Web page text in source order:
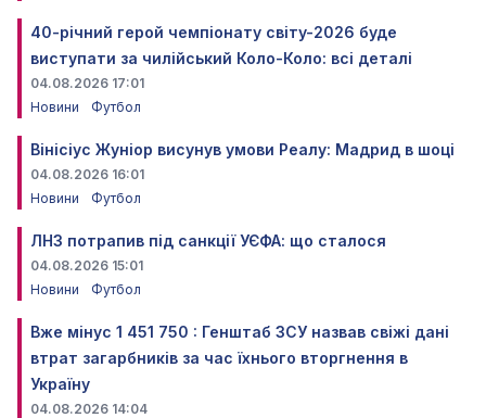
40-річний герой чемпіонату світу-2026 буде
виступати за чилійський Коло-Коло: всі деталі
04.08.2026 17:01
Новини
Футбол
Вінісіус Жуніор висунув умови Реалу: Мадрид в шоці
04.08.2026 16:01
Новини
Футбол
ЛНЗ потрапив під санкції УЄФА: що сталося
04.08.2026 15:01
Новини
Футбол
Вже мінус 1 451 750 : Генштаб ЗСУ назвав свіжі дані
втрат загарбників за час їхнього вторгнення в
Україну
04.08.2026 14:04